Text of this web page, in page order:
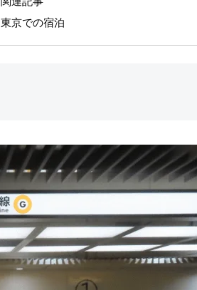
東京での宿泊